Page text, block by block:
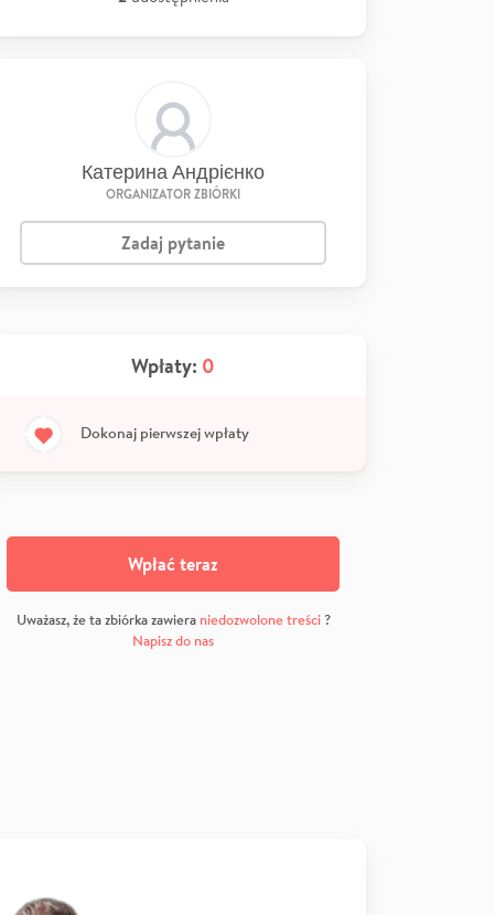
Катерина Андрієнко
ORGANIZATOR ZBIÓRKI
Zadaj pytanie
Wpłaty: 0
Dokonaj pierwszej wpłaty
Wpłać teraz
Uważasz, że ta zbiórka zawiera niedozwolone treści?
Napisz do nas